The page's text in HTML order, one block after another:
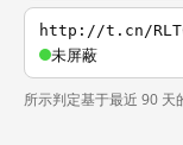
http://t.cn/
未屏蔽
所示判定基于最近 90 天